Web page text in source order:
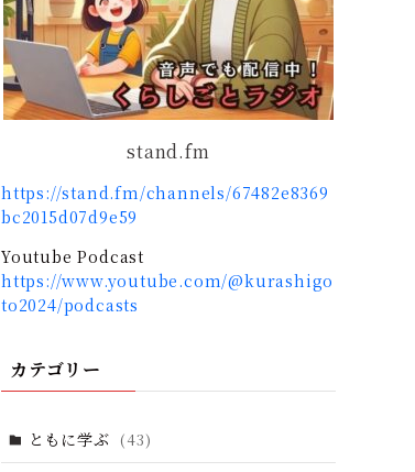
stand.fm
https://stand.fm/channels/67482e8369
bc2015d07d9e59
Youtube Podcast
https://www.youtube.com/@kurashigo
to2024/podcasts
カテゴリー
ともに学ぶ (43)